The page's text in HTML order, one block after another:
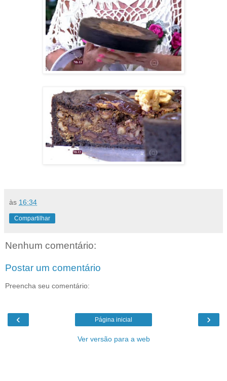
às 16:34
Compartilhar
Nenhum comentário:
Postar um comentário
Preencha seu comentário:
‹ ›
Página inicial
Ver versão para a web